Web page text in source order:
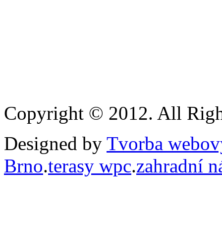
Copyright © 2012. All
Designed by Tvorba
Brno.terasy wpc.zahradní